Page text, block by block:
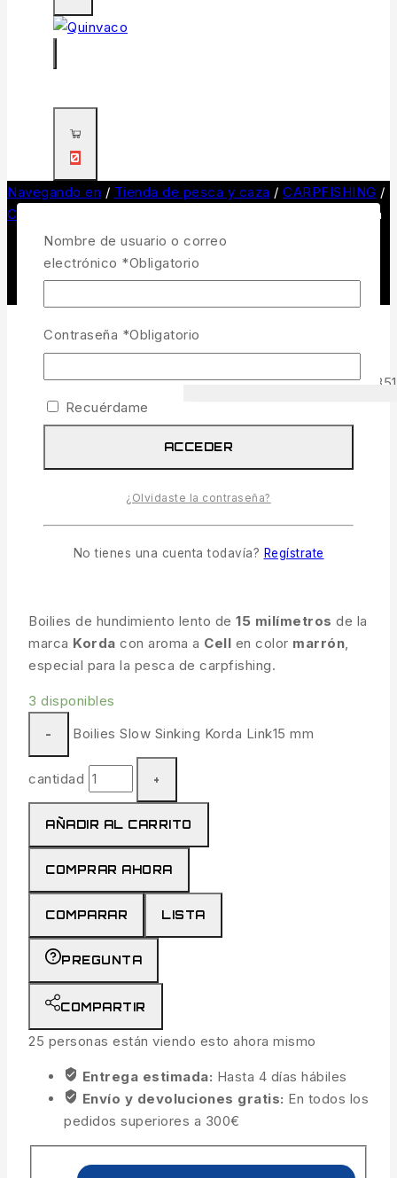
0
Navegando en / Tienda de pesca y caza / CARPFISHING /
Cebos Carpfishing
Boilies Slow Sinking Korda Link15 mm
Boilies Slow Sinking Korda Link15
Mm
¡Se vende rápido! Más de 10 personas tienen en
Boilies de hundimiento lento de 15 milímetros de la
marca Korda con aroma a Cell en color marrón,
especial para la pesca de carpfishing.
3 disponibles
Boilies Slow Sinking Korda Link15 mm
cantidad
AÑADIR AL CARRITO
COMPRAR AHORA
COMPARAR LISTA
PREGUNTA
COMPARTIR
25 personas están viendo esto ahora mismo
Entrega estimada: Hasta 4 días hábiles
Envío y devoluciones gratis: En todos los
pedidos superiores a 300€
Nombre de usuario o correo
electrónico *Obligatorio
Contraseña *Obligatorio
Recuérdame
ACCEDER
¿Olvidaste la contraseña?
No tienes una cuenta todavía? Regístrate